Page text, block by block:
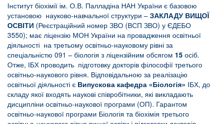
Інститут біохімії ім. О.В. Палладіна НАН України є базовою
установою науково-навчальної структури – ЗАКЛАДУ ВИЩОЇ
ОСВІТИ (Реєстраційний номер ЗВО (ВСП ЗВО) у ЄДЕБО
3550); має ліцензію МОН України на провадження освітньої
діяльності на третьому освітньо-науковому рівні за
спеціальністю 091 – біологія з ліцензійним обсягом 15 осіб.
Отже, ІБХ проводить підготовку докторів філософії третього
освітньо-наукового рівня. Відповідальною за реалізацію
освітньої діяльності є Випускова кафедра «Біологія» ІБХ, до
складу якої входять наукові співробітники, які викладають
дисципліни освітньо-наукової програми (ОП). Гарантом
освітньо-наукової програми Біологія та біохімія третього